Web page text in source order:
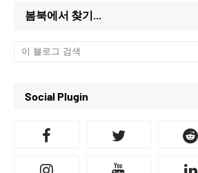
봄북에서 찾기...
Social Plugin